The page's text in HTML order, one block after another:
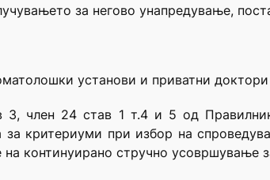
за негово унапредување,
установи и приватни
член 24 став 1 т.4 и 5 од
критериуми при избор на
на континуирано стручно усовршување